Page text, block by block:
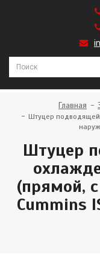
Главная
Штуцер подводящей
Штуцер
(прямой,
Cummins